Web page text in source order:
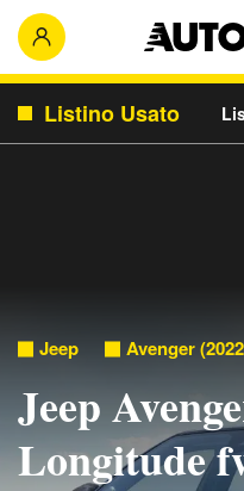
Listino Usato
Jeep Avenger
Jeep
Longitude